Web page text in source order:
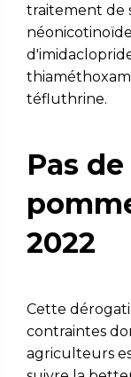
traitement de
téfluthrine.
Pas
2022
Cette
contraintes
agriculteurs